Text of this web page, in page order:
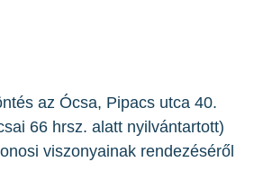
az Ócsa, Pipacs utca 40.
66 hrsz. alatt nyilvántartott)
viszonyainak rendezéséről